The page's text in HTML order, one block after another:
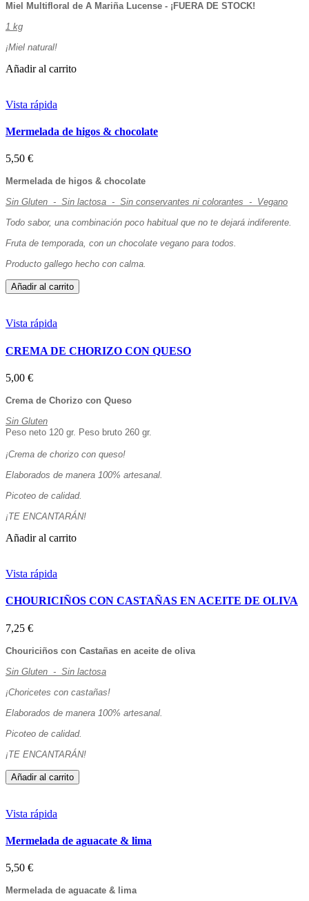
Miel Multifloral de A Mariña Lucense - ¡FUERA DE STOCK!
1 kg
¡Miel natural!
Añadir al carrito
Vista rápida
Mermelada de higos & chocolate
5,50 €
Mermelada de higos & chocolate
Sin Gluten - Sin lactosa - Sin conservantes ni colorantes - Vegano
Todo sabor, una combinación poco habitual que no te dejará indiferente.
Fruta de temporada, con un chocolate vegano para todos.
Producto gallego hecho con calma.
Añadir al carrito
Vista rápida
CREMA DE CHORIZO CON QUESO
5,00 €
Crema de Chorizo con Queso
Sin Gluten
Peso neto 120 gr. Peso bruto 260 gr.
¡Crema de chorizo con queso!
Elaborados de manera 100% artesanal.
Picoteo de calidad.
¡TE ENCANTARÁN!
Añadir al carrito
Vista rápida
CHOURICIÑOS CON CASTAÑAS EN ACEITE DE OLIVA
7,25 €
Chouriciños con Castañas en aceite de oliva
Sin Gluten - Sin lactosa
¡Choricetes con castañas!
Elaborados de manera 100% artesanal.
Picoteo de calidad.
¡TE ENCANTARÁN!
Añadir al carrito
Vista rápida
Mermelada de aguacate & lima
5,50 €
Mermelada de aguacate & lima